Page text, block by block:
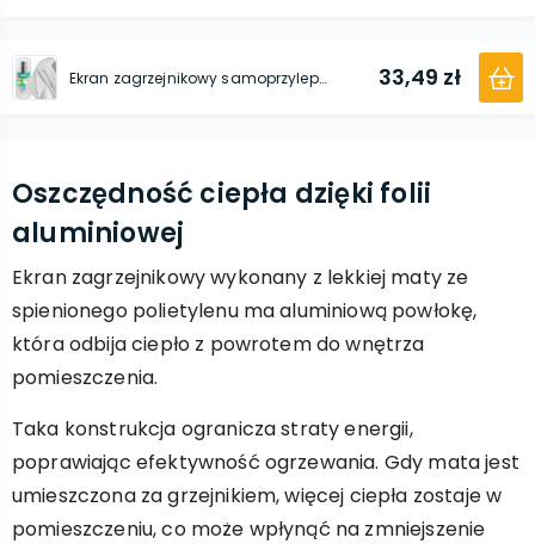
Ekran zagrzejnikowy samoprzylepny 3 mm x 0,5 m x 2,5 m 33,49 zł
Oszczędność ciepła dzięki folii
aluminiowej
Ekran zagrzejnikowy wykonany z lekkiej maty ze
spienionego polietylenu ma aluminiową powłokę,
która odbija ciepło z powrotem do wnętrza
pomieszczenia.
Taka konstrukcja ogranicza straty energii,
poprawiając efektywność ogrzewania. Gdy mata jest
umieszczona za grzejnikiem, więcej ciepła zostaje w
pomieszczeniu, co może wpłynąć na zmniejszenie